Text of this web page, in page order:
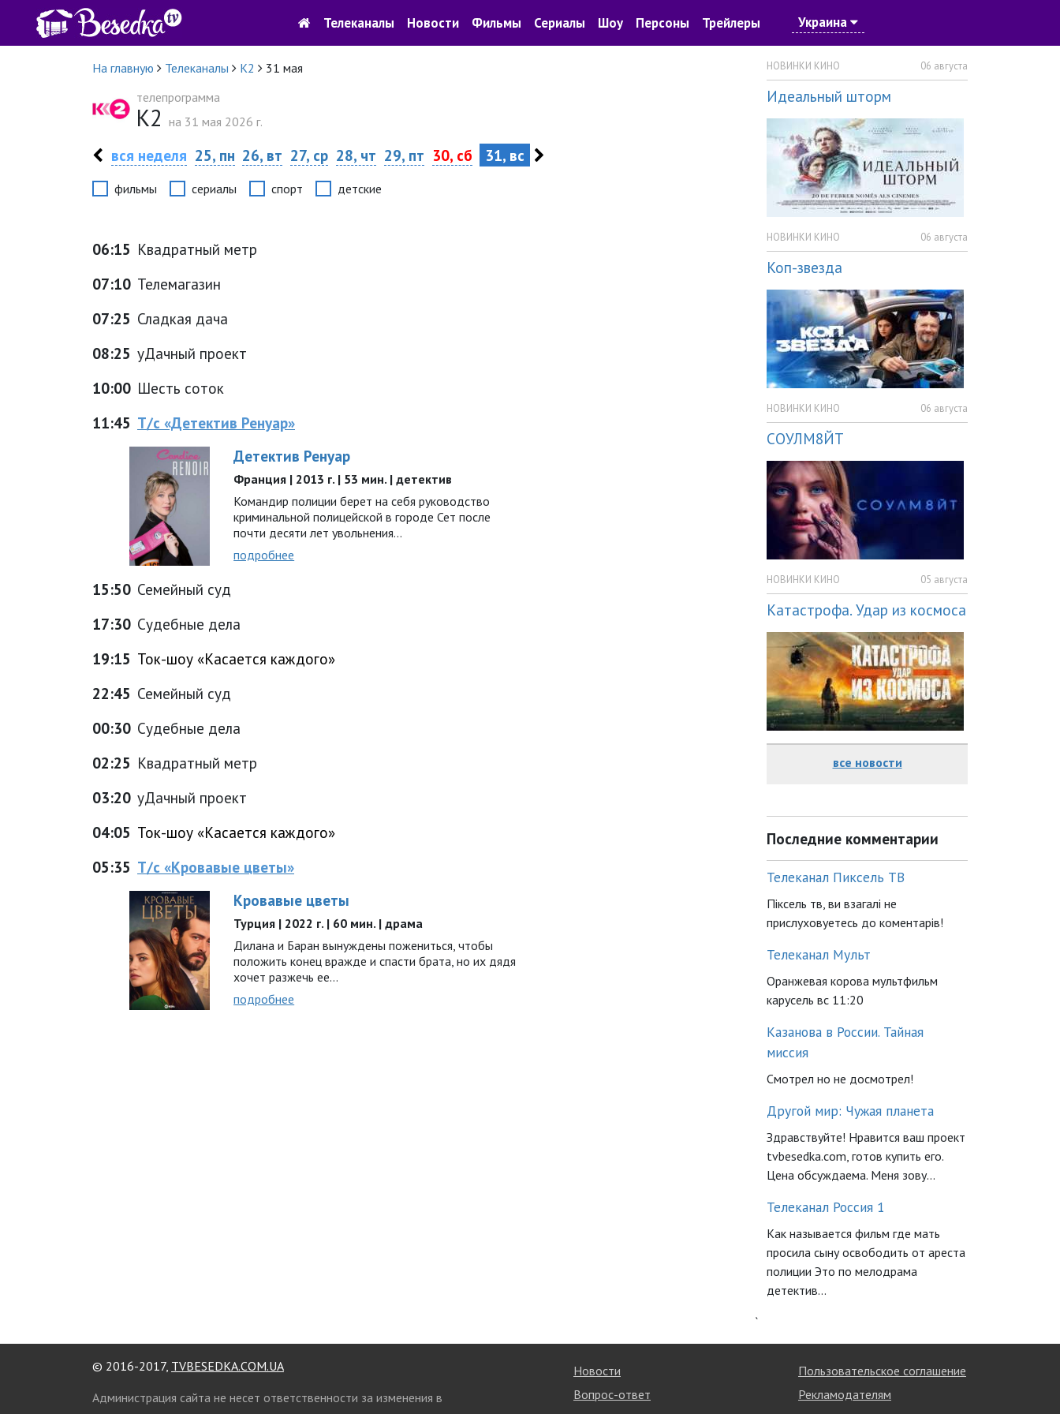
Телеканалы Новости Фильмы Сериалы Шоу Персоны Трейлеры Украина
На главную Телеканалы К2
31 мая
телепрограмма
К2 на 31 мая 2026 г.
вся неделя 25, пн 26, вт 27, ср 28, чт 29, пт 30, сб 31, вс
фильмы сериалы спорт детские
06:15 Квадратный метр
07:10 Телемагазин
07:25 Сладкая дача
08:25 уДачный проект
10:00 Шесть соток
11:45 Т/с «Детектив Ренуар»
Детектив Ренуар
Франция | 2013 г. | 53 мин. | детектив
Командир полиции берет на себя руководство
криминальной полицейской в городе Сет после
почти десяти лет увольнения…
подробнее
15:50 Семейный суд
17:30 Судебные дела
19:15 Ток-шоу «Касается каждого»
22:45 Семейный суд
00:30 Судебные дела
02:25 Квадратный метр
03:20 уДачный проект
04:05 Ток-шоу «Касается каждого»
05:35 Т/с «Кровавые цветы»
Кровавые цветы
Турция | 2022 г. | 60 мин. | драма
Дилана и Баран вынуждены пожениться, чтобы
положить конец вражде и спасти брата, но их дядя
хочет разжечь ее…
подробнее
НОВИНКИ КИНО 06 августа
Идеальный шторм
НОВИНКИ КИНО 06 августа
Коп-звезда
НОВИНКИ КИНО 06 августа
СОУЛМ8ЙТ
НОВИНКИ КИНО 05 августа
Катастрофа. Удар из космоса
все новости
Последние комментарии
Телеканал Пиксель ТВ
Піксель тв, ви взагалі не
прислуховуетесь до коментарів!
Телеканал Мульт
Оранжевая корова мультфильм
карусель вс 11:20
Казанова в России. Тайная
миссия
Смотрел но не досмотрел!
Другой мир: Чужая планета
Здравствуйте! Нравится ваш проект
tvbesedka.com, готов купить его.
Цена обсуждаема. Меня зову...
Телеканал Россия 1
Как называется фильм где мать
просила сыну освободить от ареста
полиции Это по мелодрама
детектив...
`
© 2016-2017, TVBESEDKA.COM.UA
Администрация сайта не несет ответственности за изменения в
Новости
Вопрос-ответ
Пользовательское соглашение
Рекламодателям